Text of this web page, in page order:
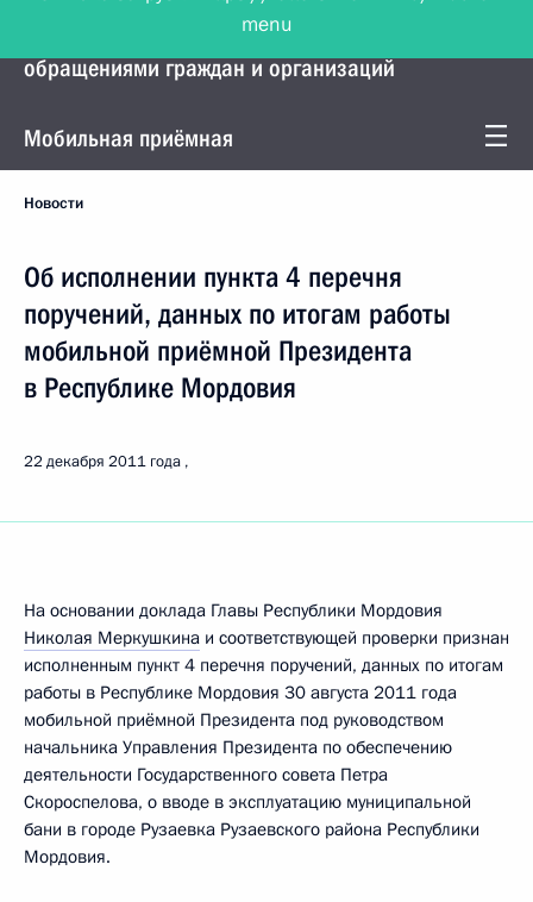
Управление Президента по работе с
обращениями граждан и организаций
Мобильная приёмная
Новости
Об исполнении пункта 4 перечня
поручений, данных по итогам работы
мобильной приёмной Президента
в Республике Мордовия
22 декабря 2011 года
На основании доклада Главы Республики Мордовия
Николая Меркушкина и соответствующей проверки признан
исполненным пункт 4 перечня поручений, данных по итогам
работы в Республике Мордовия 30 августа 2011 года
мобильной приёмной Президента под руководством
начальника Управления Президента по обеспечению
деятельности Государственного совета Петра
Скороспелова, о вводе в эксплуатацию муниципальной
бани в городе Рузаевка Рузаевского района Республики
Мордовия.
menu